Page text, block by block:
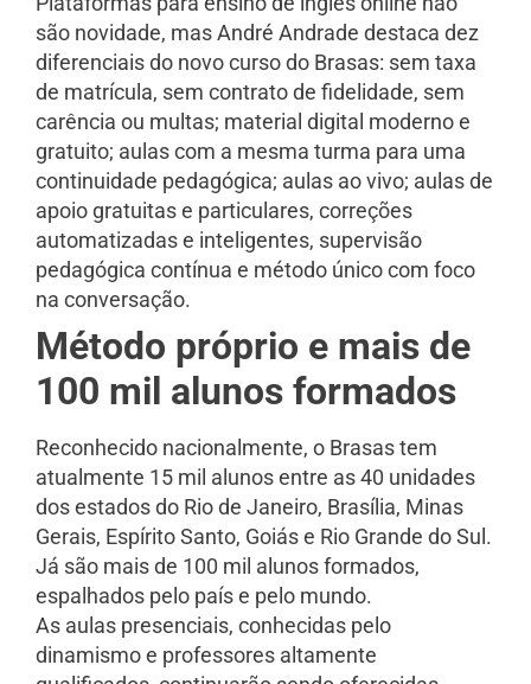
são novidade, mas André Andrade destaca dez
diferenciais do novo curso do Brasas: sem taxa
de matrícula, sem contrato de fidelidade, sem
carência ou multas; material digital moderno e
gratuito; aulas com a mesma turma para uma
continuidade pedagógica; aulas ao vivo; aulas de
apoio gratuitas e particulares, correções
automatizadas e inteligentes, supervisão
pedagógica contínua e método único com foco
na conversação.
Método próprio e mais de
100 mil alunos formados
Reconhecido nacionalmente, o Brasas tem
atualmente 15 mil alunos entre as 40 unidades
dos estados do Rio de Janeiro, Brasília, Minas
Gerais, Espírito Santo, Goiás e Rio Grande do Sul.
Já são mais de 100 mil alunos formados,
espalhados pelo país e pelo mundo.
As aulas presenciais, conhecidas pelo
dinamismo e professores altamente